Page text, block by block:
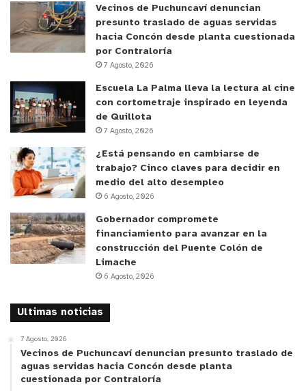
Vecinos de Puchuncaví denuncian
presunto traslado de aguas servidas
hacia Concón desde planta cuestionada
por Contraloría
7 Agosto, 2026
Escuela La Palma lleva la lectura al cine
con cortometraje inspirado en leyenda
de Quillota
7 Agosto, 2026
¿Está pensando en cambiarse de
trabajo? Cinco claves para decidir en
medio del alto desempleo
6 Agosto, 2026
Gobernador compromete
financiamiento para avanzar en la
construcción del Puente Colón de
Limache
6 Agosto, 2026
Ultimas noticias
7 Agosto, 2026
Vecinos de Puchuncaví denuncian presunto traslado de
aguas servidas hacia Concón desde planta
cuestionada por Contraloría